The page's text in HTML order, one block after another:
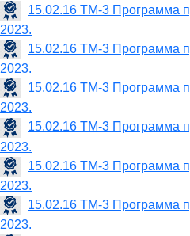
15.02.16 ТМ-3 Программа
2023.
15.02.16 ТМ-3 Программа
2023.
15.02.16 ТМ-3 Программа
2023.
15.02.16 ТМ-3 Программа
2023.
15.02.16 ТМ-3 Программа
2023.
15.02.16 ТМ-3 Программа
2023.